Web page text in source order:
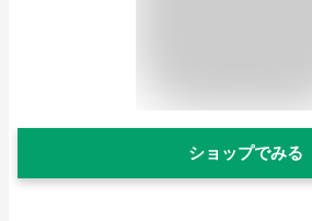
ショップでみる